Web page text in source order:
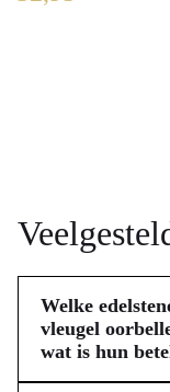
Welke
vleugel
wat is hun
De Vergulde